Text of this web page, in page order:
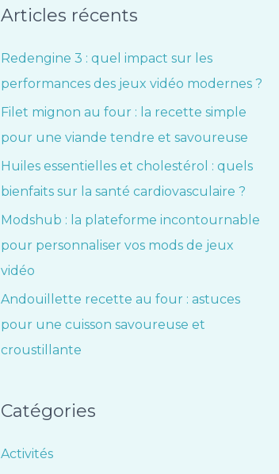
Articles récents
Redengine 3 : quel impact sur les
performances des jeux vidéo modernes ?
Filet mignon au four : la recette simple
pour une viande tendre et savoureuse
Huiles essentielles et cholestérol : quels
bienfaits sur la santé cardiovasculaire ?
Modshub : la plateforme incontournable
pour personnaliser vos mods de jeux
vidéo
Andouillette recette au four : astuces
pour une cuisson savoureuse et
croustillante
Catégories
Activités